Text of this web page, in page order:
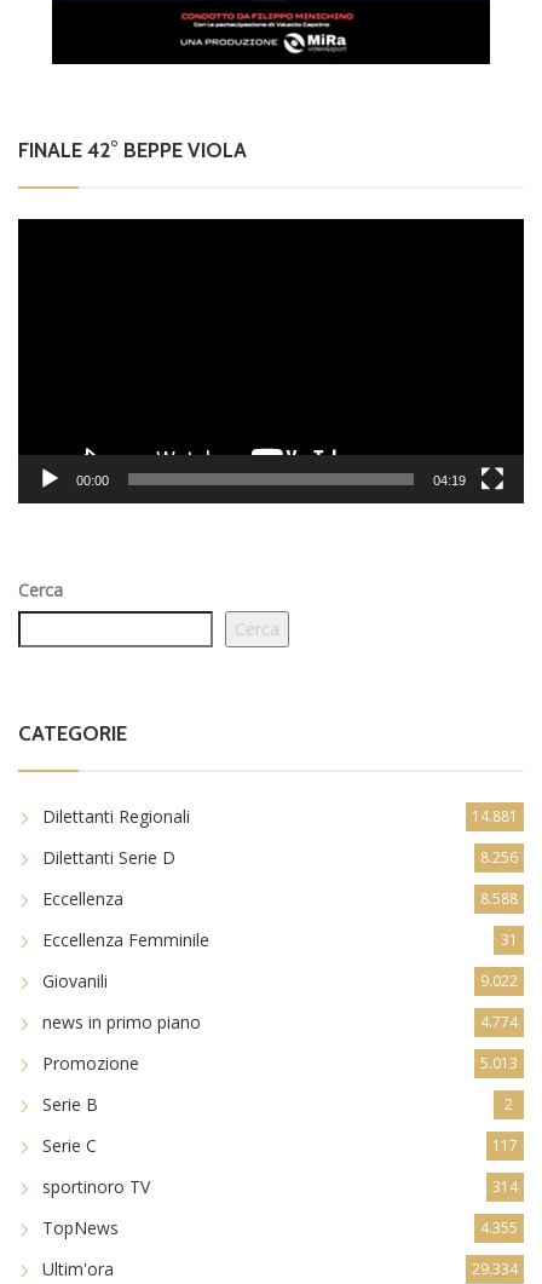
FINALE 42° BEPPE VIOLA
00:00 04:19
Cerca
Cerca
CATEGORIE
Dilettanti Regionali 14.881
Dilettanti Serie D 8.256
Eccellenza 8.588
Eccellenza Femminile 31
Giovanili 9.022
news in primo piano 4.774
Promozione 5.013
Serie B 2
Serie C 117
sportinoro TV 314
TopNews 4.355
Ultim'ora 29.334